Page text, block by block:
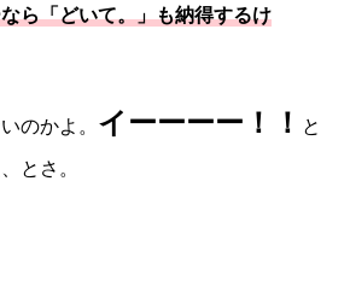
ら「どいて。」も納得するけ
のかよ。 イーーーー！！ と
とさ。